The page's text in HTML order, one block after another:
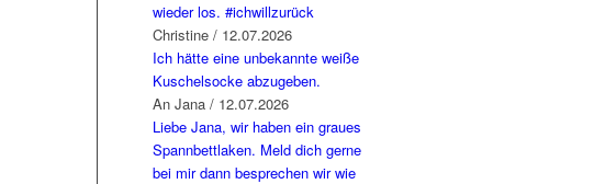
wieder los. #ichwillzurück
Christine / 12.07.2026
Ich hätte eine unbekannte weiße
Kuschelsocke abzugeben.
An Jana / 12.07.2026
Liebe Jana, wir haben ein graues
Spannbettlaken. Meld dich gerne
bei mir dann besprechen wir wie